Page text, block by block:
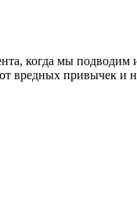
когда мы
вредных привычек